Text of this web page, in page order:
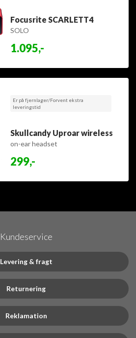
Focusrite SCARLETT4
SOLO
1.095,-
Er på fjernlager/Forvent ekstra
leveringstid
Skullcandy Uproar wireless
on-ear headset
299,-
Kundeservice
Levering & fragt
Returnering
Reklamation